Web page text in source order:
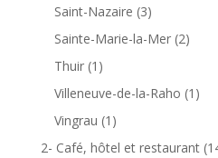
Saint-Nazaire (3)
Sainte-Marie-la-Mer(2)
Thuir(1)
Villeneuve-de-la-Raho (1)
Vingrau (1)
2- Café, hôtel et restaurant